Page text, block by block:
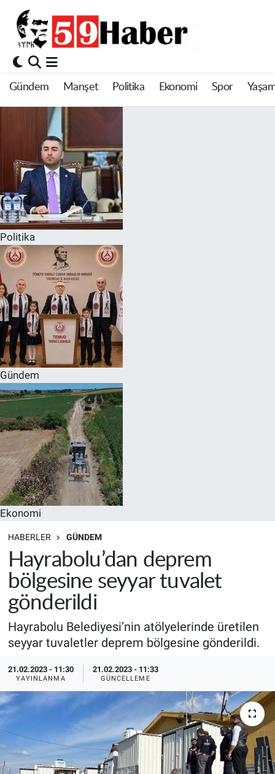
Gündem Manşet Politika Ekonomi Spor
Politika
Gündem
Ekonomi
HABERLER GÜNDEM
Hayrabolu’dan deprem
bölgesine seyyar tuvalet
gönderildi
Hayrabolu Belediyesi’nin atölyelerinde üretilen
seyyar tuvaletler deprem bölgesine gönderildi.
21.02.2023 - 11:30
YAYINLANMA
21.02.2023 - 11:33
GÜNCELLEME